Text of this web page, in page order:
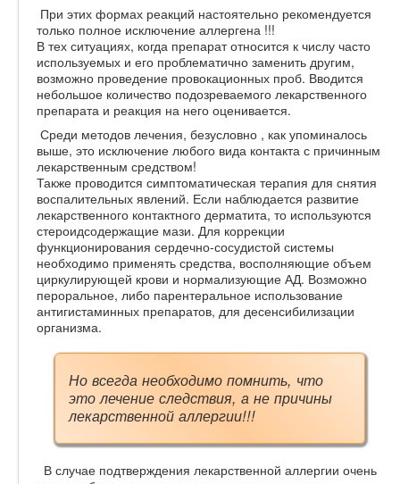
При этих формах реакций настоятельно рекомендуется
только полное исключение аллергена !!!
В тех ситуациях, когда препарат относится к числу часто
используемых и его проблематично заменить другим,
возможно проведение провокационных проб. Вводится
небольшое количество подозреваемого лекарственного
препарата и реакция на него оценивается.
Среди методов лечения, безусловно , как упоминалось
выше, это исключение любого вида контакта с причинным
лекарственным средством!
Также проводится симптоматическая терапия для снятия
воспалительных явлений. Если наблюдается развитие
лекарственного контактного дерматита, то используются
стероидсодержащие мази. Для коррекции
функционирования сердечно-сосудистой системы
необходимо применять средства, восполняющие объем
циркулирующей крови и нормализующие АД. Возможно
пероральное, либо парентеральное использование
антигистаминных препаратов, для десенсибилизации
организма.
Но всегда необходимо помнить, что
это лечение следствия, а не причины
лекарственной аллергии!!!
В случае подтверждения лекарственной аллергии очень